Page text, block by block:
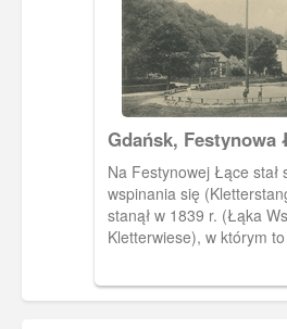
Gdańsk, Festynowa
Jaśkowej Doliny
Na Festynowej Łące stał
wspinania się (Kletterstange).
stanął w 1839 r. (Łąka
Kletterwiese), w którym